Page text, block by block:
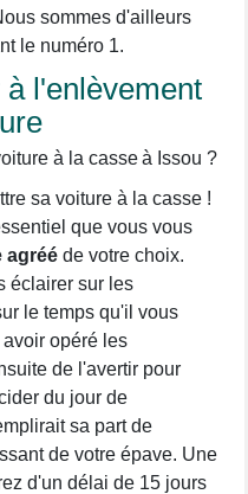
sommes d'ailleurs
le numéro 1.
l'enlèvement
à la casse à Issou ?
sa voiture à la casse !
que vous vous
agréé de votre choix.
éclairer sur les
le temps qu'il vous
opéré les
de l'avertir pour
du jour de
sa part de
de votre épave. Une
d'un délai de 15 jours